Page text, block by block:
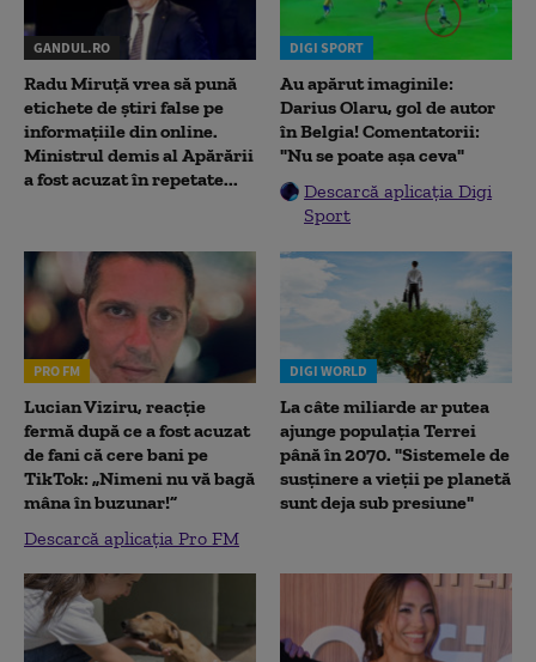
GANDUL.RO
Radu Miruţă vrea să pună
etichete de știri false pe
informațiile din online.
Ministrul demis al Apărării
a fost acuzat în repetate...
DIGI SPORT
Au apărut imaginile:
Darius Olaru, gol de autor
în Belgia! Comentatorii:
"Nu se poate așa ceva"
Descarcă aplicația Digi
Sport
PRO FM
Lucian Viziru, reacție
fermă după ce a fost acuzat
de fani că cere bani pe
TikTok: „Nimeni nu vă bagă
mâna în buzunar!”
Descarcă aplicația Pro FM
DIGI WORLD
La câte miliarde ar putea
ajunge populația Terrei
până în 2070. "Sistemele de
susținere a vieții pe planetă
sunt deja sub presiune"